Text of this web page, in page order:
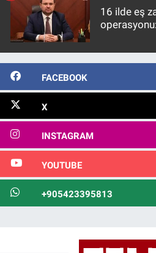
16 ilde eş
FACEBOOK
X
INSTAGRAM
YOUTUBE
+905423395813